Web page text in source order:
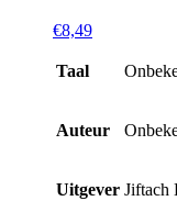
€8,49
Taal
Auteur
Uitgever Jiftach